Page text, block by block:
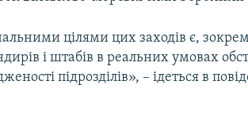
цілями цих заходів є,
і штабів в реальних умовах
підрозділів», – ідеться в